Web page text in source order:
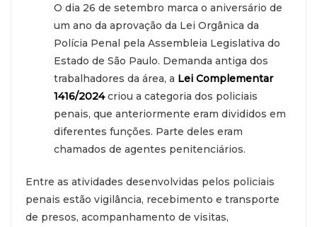
O dia 26 de setembro marca o aniversário de
um ano da aprovação da Lei Orgânica da
Polícia Penal pela Assembleia Legislativa do
Estado de São Paulo. Demanda antiga dos
trabalhadores da área, a Lei Complementar
1416/2024 criou a categoria dos policiais
penais, que anteriormente eram divididos em
diferentes funções. Parte deles eram
chamados de agentes penitenciários.
Entre as atividades desenvolvidas pelos policiais
penais estão vigilância, recebimento e transporte
de presos, acompanhamento de visitas,